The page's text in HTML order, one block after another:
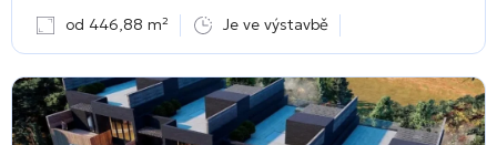
od 446,88 m² Je ve výstavbě